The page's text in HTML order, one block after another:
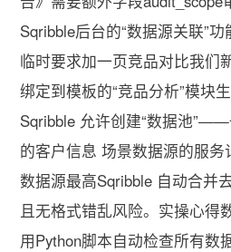
Sqribble后台的“数据源关联”
临时要求加一页竞品对比我们
绑定到模板的“竞品分析”模块
Sqribble 允许创建“数据池
的客户信息 场景数据源的服
数据源最高Sqribble 自动合并
且无格式错乱风险。实操心得
用Python脚本自动检查所有数